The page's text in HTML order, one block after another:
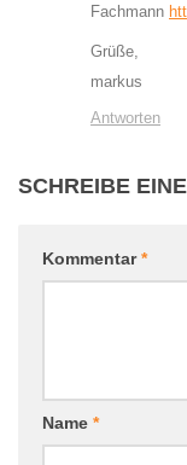
Fachmann
Grüße,
markus
Antworten
SCHREIBE
Kommentar*
Name *